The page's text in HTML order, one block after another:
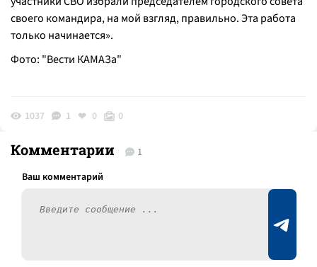
своего командира, на мой взгляд, правильно. Эта работа
только начинается».
Фото: "Вести КАМАЗа"
1037 1 0 0
Комментарии 1